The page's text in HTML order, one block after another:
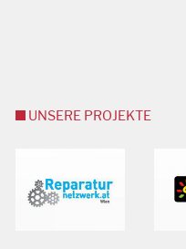
UNSERE PROJEKTE